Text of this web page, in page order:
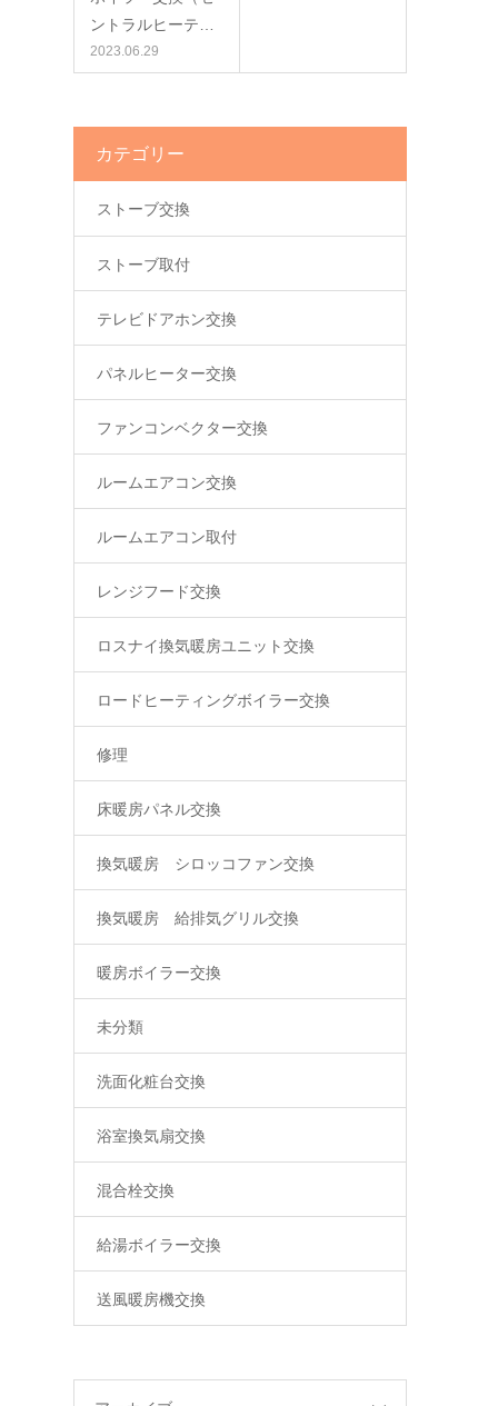
ントラルヒーテ…
2023.06.29
カテゴリー
ストーブ交換
ストーブ取付
テレビドアホン交換
パネルヒーター交換
ファンコンベクター交換
ルームエアコン交換
ルームエアコン取付
レンジフード交換
ロスナイ換気暖房ユニット交換
ロードヒーティングボイラー交換
修理
床暖房パネル交換
換気暖房 シロッコファン交換
換気暖房 給排気グリル交換
暖房ボイラー交換
未分類
洗面化粧台交換
浴室換気扇交換
混合栓交換
給湯ボイラー交換
送風暖房機交換